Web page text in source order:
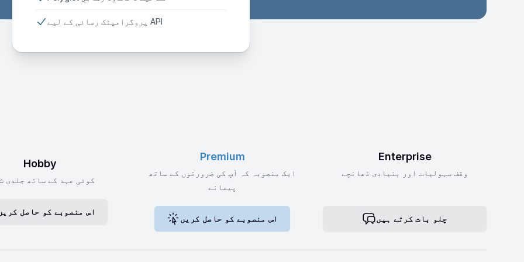
پروگرامیٹک رسائی کے لیے API
Hobby
کوئی عہد کے ساتھ جلدی
اس منصوبے کو حاصل
Premium
ایک منصوبہ کہ آپ کی ضرورتوں کے ساتھ
پیمانے
اس منصوبے کو حاصل کریں
Enterprise
وقف سہولیات اور بنیادی ڈھانچے
چلو بات کرتے ہیں